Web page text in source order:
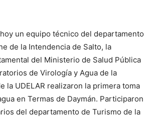
un equipo técnico del departamento
de la Intendencia de Salto, la
del Ministerio de Salud Pública
de Virología y Agua de la
la UDELAR realizaron la primera toma
en Termas de Daymán. Participaron
del departamento de Turismo de la